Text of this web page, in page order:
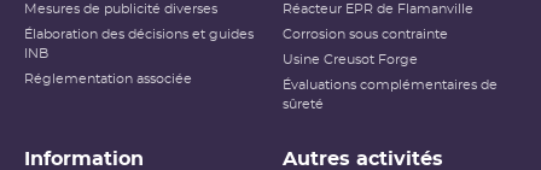
Mesures de publicité diverses
Élaboration des décisions et guides
INB
Réglementation associée
Réacteur EPR de Flamanville
Corrosion sous contrainte
Usine Creusot Forge
Évaluations complémentaires de
sûreté
Information Autres activités